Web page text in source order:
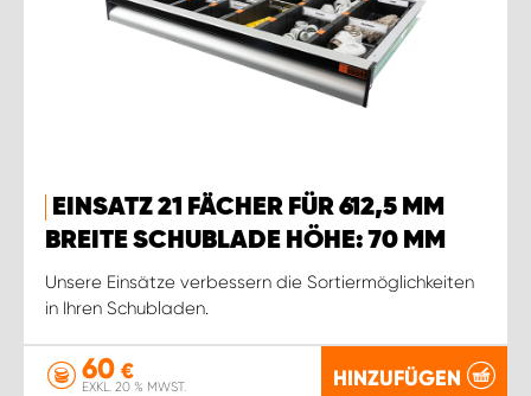
EINSATZ 21 FÄCHER FÜR 612,5 MM
BREITE SCHUBLADE HÖHE: 70 MM
Unsere Einsätze verbessern die Sortiermöglichkeiten
in Ihren Schubladen.
60 €
EXKL. 20 % MWST. HINZUFÜGEN